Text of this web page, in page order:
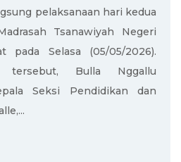
pelaksanaan hari kedua
Tsanawiyah Negeri
pada Selasa (05/05/2026).
tersebut, Bulla Nggallu
Seksi Pendidikan dan